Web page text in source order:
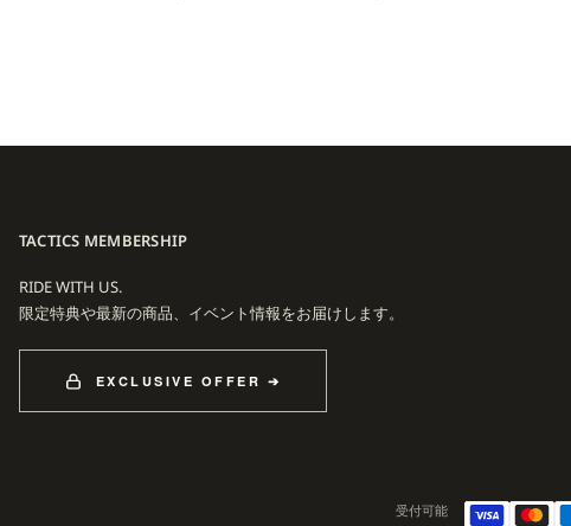
性を備えたパンツ類、ヘビーウェイトのトップス、キャップやアクセサリーまで
は、コレクション全体の説得力を高め、世界各地のローカルシーンとも強く結び
インは、デッキシェイプからパンツのシルエットまで開発に直結し、ライダー
ています。
ての完成度、そしてカルチャーの物語性。POLAR SKATE CO. はこの三つを高い
の指標となり続けています。
TACTICS MEMBERSHIP
RIDE WITH US.
限定特典や最新の商品、イベント情報をお届けします。
EXCLUSIVE OFFER ➔
受付可能